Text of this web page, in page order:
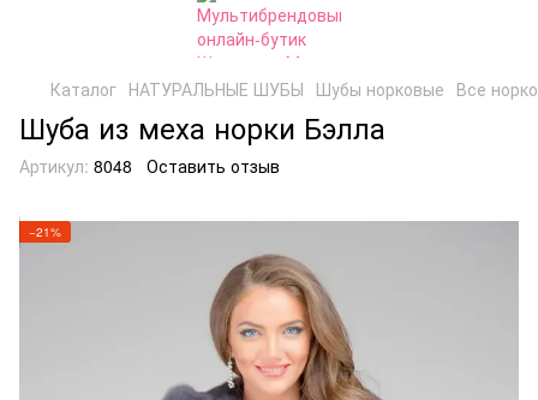
Каталог НАТУРАЛЬНЫЕ ШУБЫ Шубы норковые Все
Шуба из меха норки Бэлла
Артикул: 8048 Оставить отзыв
−21%